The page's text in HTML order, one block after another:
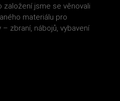
založení jsme se věnovali
materiálu pro
zbraní, nábojů, vybavení